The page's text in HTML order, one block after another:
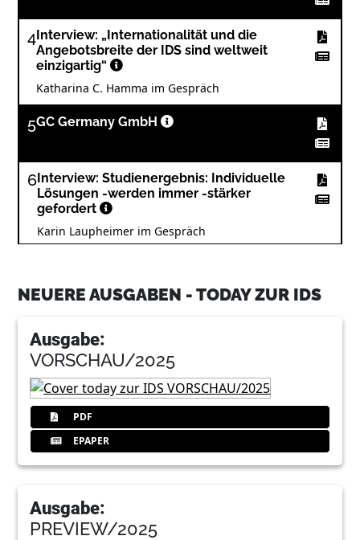
4 Interview: „Internationalität und die
Angebotsbreite der IDS sind weltweit
einzigartig“
Katharina C. Hamma im Gespräch
5GC Germany GmbH
6 Interview: Studienergebnis: Individuelle
Lösungen -werden immer -stärker
gefordert
Karin Laupheimer im Gespräch
Redaktion
8IDS-Trends
Redaktion
9Digitale Technologien fördern enge
Zusammenarbeit zwischen Zahnarztpraxis
und Meisterlabor
Redaktion
Redaktion
NEUERE AUSGABEN - TODAY ZUR IDS
Ausgabe:
VORSCHAU/2025
PDF
EPAPER
Ausgabe:
PREVIEW/2025